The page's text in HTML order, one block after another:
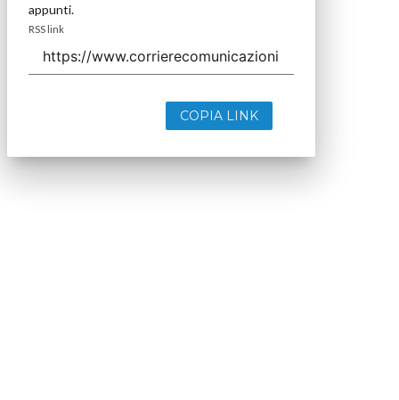
appunti.
RSS link
COPIA LINK